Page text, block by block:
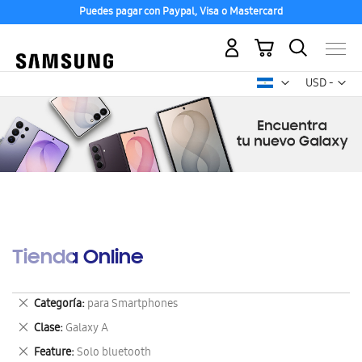
Puedes pagar con Paypal, Visa o Mastercard
USD -
dólar
Mi carrito
Tienda Online
Categoría para Smartphones
Eliminar
este
artículo
Clase Galaxy A
Eliminar
este
Feature Solo bluetooth
Eliminar